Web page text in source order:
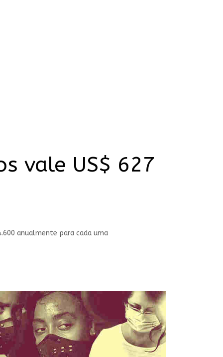
vale US$ 627
anualmente para cada uma